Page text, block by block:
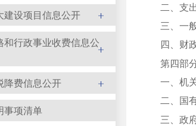
建设项目信息公开
和行政事业收费信息公
降费信息公开
事项清单
二、支
三、一
四、财
第四部
一、机
二、国
三、政